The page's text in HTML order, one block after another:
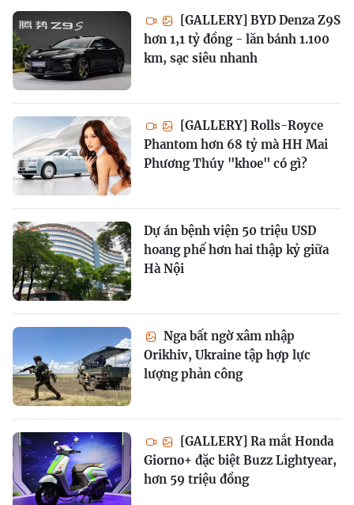
[GALLERY] BYD Denza Z9S
hơn 1,1 tỷ đồng - lăn bánh 1.100
km, sạc siêu nhanh
[GALLERY] Rolls-Royce
Phantom hơn 68 tỷ mà HH Mai
Phương Thúy "khoe" có gì?
Dự án bệnh viện 50 triệu USD
hoang phế hơn hai thập kỷ giữa
Hà Nội
Nga bất ngờ xâm nhập
Orikhiv, Ukraine tập hợp lực
lượng phản công
[GALLERY] Ra mắt Honda
Giorno+ đặc biệt Buzz Lightyear,
hơn 59 triệu đồng